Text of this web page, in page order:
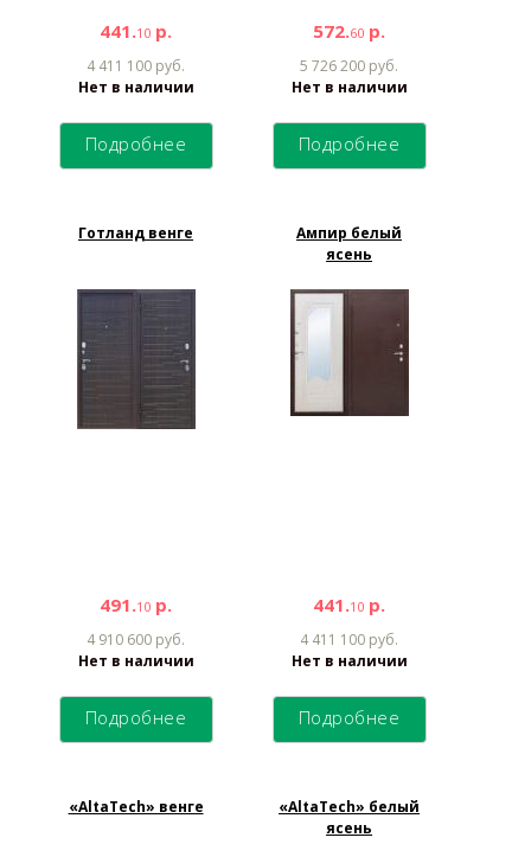
441.10 р.
4 411 100 руб.
Нет в наличии
Подробнее
572.60 р.
5 726 200 руб.
Нет в наличии
Подробнее
Готланд венге
491.10 р.
4 910 600 руб.
Нет в наличии
Подробнее
Ампир белый
ясень
441.10 р.
4 411 100 руб.
Нет в наличии
Подробнее
«AltaTech» венге
«AltaTech» белый
ясень